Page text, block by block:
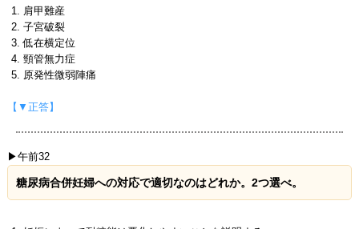
肩甲難産
子宮破裂
低在横定位
頸管無力症
原発性微弱陣痛
【▼正答】
▶午前32
糖尿病合併妊婦への対応で適切なのはどれか。2つ選べ。